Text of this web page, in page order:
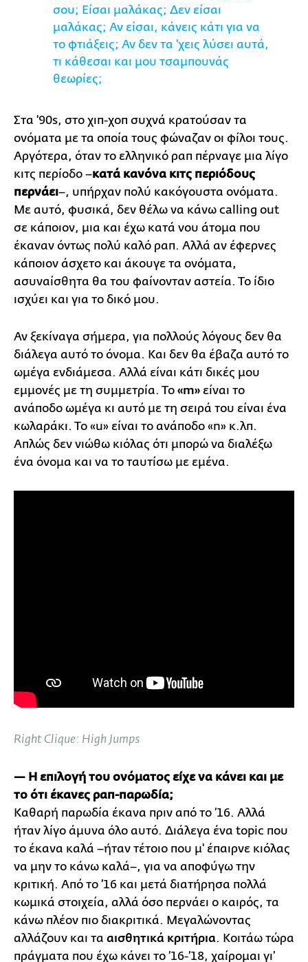
σου; Είσαι μαλάκας; Δεν είσαι
μαλάκας; Αν είσαι, κάνεις κάτι για να
το φτιάξεις; Αν δεν τα 'χεις λύσει αυτά,
τι κάθεσαι και μου τσαμπουνάς
θεωρίες;
Στα '90s, στο χιπ-χοπ συχνά κρατούσαν τα
ονόματα με τα οποία τους φώναζαν οι φίλοι τους.
Αργότερα, όταν το ελληνικό ραπ πέρναγε μια λίγο
κιτς περίοδο –κατά κανόνα κιτς περιόδους
περνάει–, υπήρχαν πολύ κακόγουστα ονόματα.
Με αυτό, φυσικά, δεν θέλω να κάνω calling out
σε κάποιον, μια και έχω κατά νου άτομα που
έκαναν όντως πολύ καλό ραπ. Αλλά αν έφερνες
κάποιον άσχετο και άκουγε τα ονόματα,
ασυναίσθητα θα του φαίνονταν αστεία. Το ίδιο
ισχύει και για το δικό μου.
Αν ξεκίναγα σήμερα, για πολλούς λόγους δεν θα
διάλεγα αυτό το όνομα. Και δεν θα έβαζα αυτό το
ωμέγα ενδιάμεσα. Αλλά είναι κάτι δικές μου
εμμονές με τη συμμετρία. Το «m» είναι το
ανάποδο ωμέγα κι αυτό με τη σειρά του είναι ένα
κωλαράκι. Το «u» είναι το ανάποδο «n» κ.λπ.
Απλώς δεν νιώθω κιόλας ότι μπορώ να διαλέξω
ένα όνομα και να το ταυτίσω με εμένα.
Right Clique: High Jumps
— Η επιλογή του ονόματος είχε να κάνει και με
το ότι έκανες ραπ-παρωδία;
Καθαρή παρωδία έκανα πριν από το ’16. Αλλά
ήταν λίγο άμυνα όλο αυτό. Διάλεγα ένα topic που
το έκανα καλά –ήταν τέτοιο που μ' έπαιρνε κιόλας
να μην το κάνω καλά–, για να αποφύγω την
κριτική. Από το ’16 και μετά διατήρησα πολλά
κωμικά στοιχεία, αλλά όσο περνάει ο καιρός, τα
κάνω πλέον πιο διακριτικά. Μεγαλώνοντας
αλλάζουν και τα αισθητικά κριτήρια. Κοιτάω τώρα
πράγματα που έχω κάνει το ’16-’18, χαίρομαι γι’